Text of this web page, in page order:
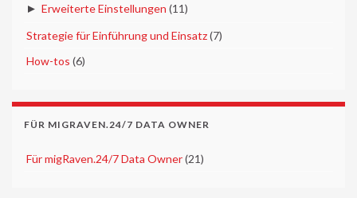
► Erweiterte Einstellungen (11)
Strategie für Einführung und Einsatz(7)
How-tos (6)
FÜR MIGRAVEN.24/7 DATA OWNER
Für migRaven.24/7 Data Owner(21)